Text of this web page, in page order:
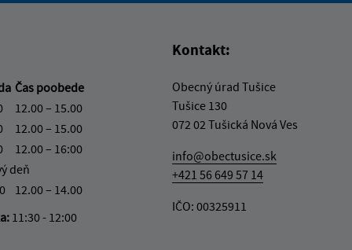
Čas poobede
12.00 – 15.00
12.00 – 15.00
12.00 – 16:00
deň
12.00 – 14.00
11:30 - 12:00
Kontakt:
Obecný úrad Tušice
Tušice 130
072 02 Tušická Nová Ves
info@obectusice.sk
+421 56 649 57 14
IČO: 00325911